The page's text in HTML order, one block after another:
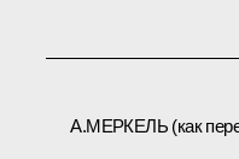
А.МЕРКЕЛЬ (как